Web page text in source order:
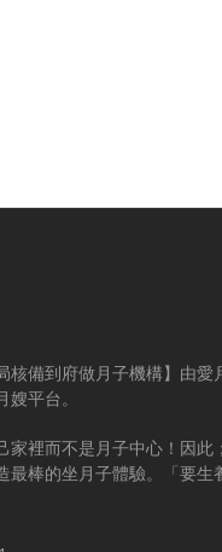
備到府做月子機構】由愛
平台。
家裡而不是月子中心！因此
棒的坐月子體驗。「要生